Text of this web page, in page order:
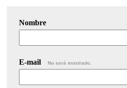
Nombre
E-mail No será mostrado.